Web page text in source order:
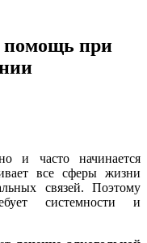
помощь при
и часто начинается
все сферы жизни
связей. Поэтому
системности и